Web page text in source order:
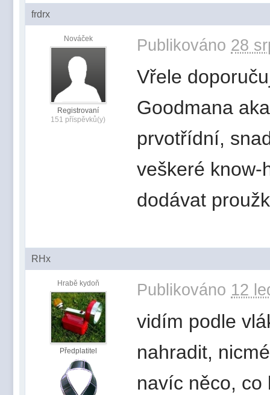
frdrx
Nováček
Registrovaní
151 příspěvků(y)
Publikováno 28
Vřele
Goodmana
prvotřídní,
veškeré know-
dodávat
RHx
Hrabě kydoň
Předplatitel
Publikováno 12
vidím podle
nahradit,
navíc něco, co